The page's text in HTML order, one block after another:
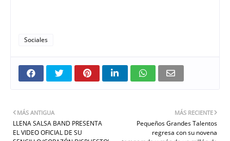
Sociales
MÁS RECIENTE
Pequeños Grandes Talentos
regresa con su novena
MÁS ANTIGUA
LLENA SALSA BAND PRESENTA
EL VIDEO OFICIAL DE SU